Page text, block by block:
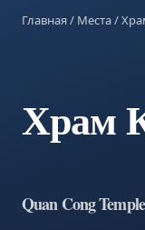
Главная/ Места/
Храм
Quan Cong Temple